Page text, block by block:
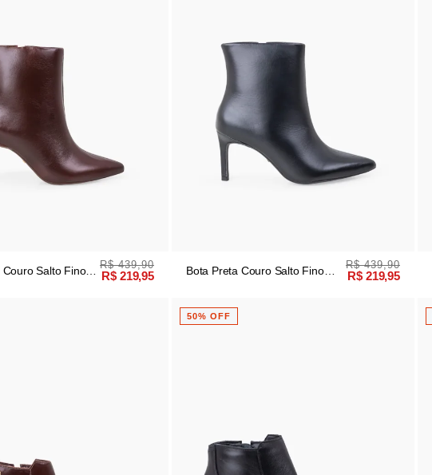
Couro Salto Fino
R$ 439,90
R$ 219,95
Bota Preta Couro Salto Fino
R$ 439,90
R$ 219,95
50% OFF